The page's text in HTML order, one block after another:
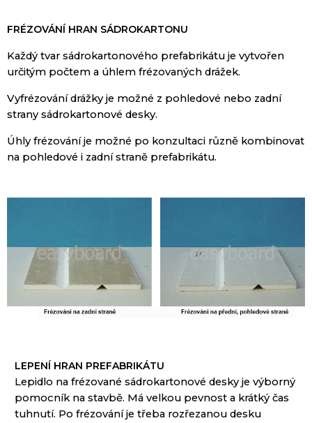
FRÉZOVÁNÍ HRAN SÁDROKARTONU
Každý tvar sádrokartonového prefabrikátu je vytvořen
určitým počtem a úhlem frézovaných drážek.
Vyfrézování drážky je možné z pohledové nebo zadní
strany sádrokartonové desky.
Úhly frézování je možné po konzultaci různě kombinovat
na pohledové i zadní straně prefabrikátu.
LEPENÍ HRAN PREFABRIKÁTU
Lepidlo na frézované sádrokartonové desky je výborný
pomocník na stavbě. Má velkou pevnost a krátký čas
tuhnutí. Po frézování je třeba rozřezanou desku